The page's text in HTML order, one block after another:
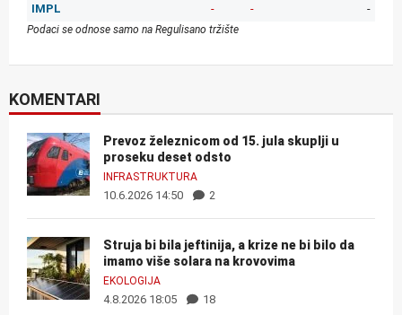
IMPL
- - -
Podaci se odnose samo na Regulisano tržište
KOMENTARI
Prevoz železnicom od 15. jula skuplji u
proseku deset odsto
INFRASTRUKTURA
10.6.2026 14:50 2
Struja bi bila jeftinija, a krize ne bi bilo da
imamo više solara na krovovima
EKOLOGIJA
4.8.2026 18:05 18